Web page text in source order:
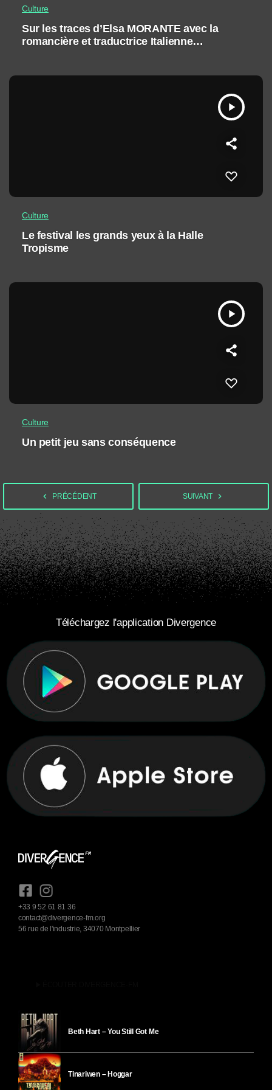
Culture
Sur les traces d’Elsa MORANTE avec la
romancière et traductrice Italienne
play_arrow
Culture
Le festival les grands yeux à la Halle
Tropisme
play_arrow
Culture
Un petit jeu sans conséquence
navigate_before PRÉCÉDENT SUIVANT navigate_next
Téléchargez l'application Divergence
+33 9 52 61 81 36
contact@divergence-fm.org
56 rue de l'industrie, 34070 Montpellier
Beth Hart – You Still Got Me
Tinariwen – Hoggar